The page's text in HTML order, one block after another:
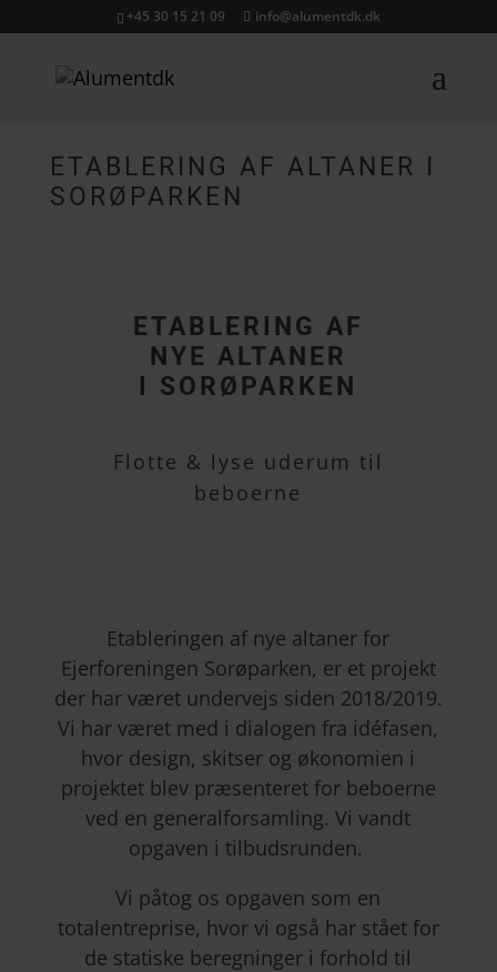
+45 30 15 21 09 info@alumentdk.dk
ETABLERING AF ALTANER I
SORØPARKEN
ETABLERING AF
NYE ALTANER
I SORØPARKEN
Flotte & lyse uderum til
beboerne
Etableringen af nye altaner for
Ejerforeningen Sorøparken, er et projekt
der har været undervejs siden 2018/2019.
Vi har været med i dialogen fra idéfasen,
hvor design, skitser og økonomien i
projektet blev præsenteret for beboerne
ved en generalforsamling. Vi vandt
opgaven i tilbudsrunden.
Vi påtog os opgaven som en
totalentreprise, hvor vi også har stået for
de statiske beregninger i forhold til